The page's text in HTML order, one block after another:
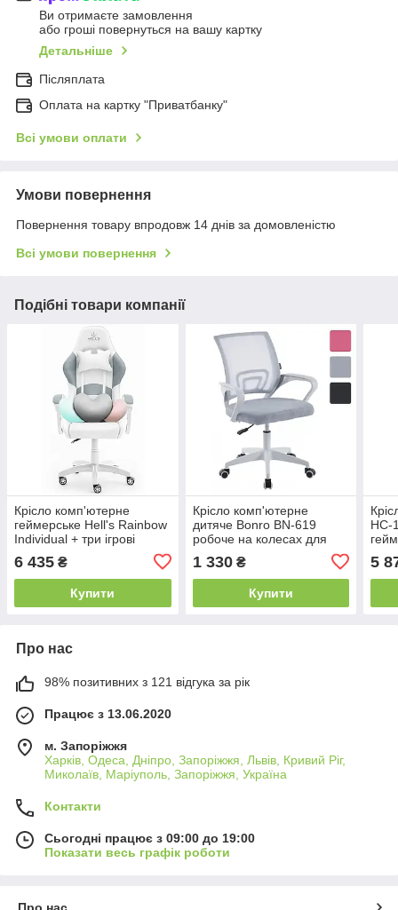
Ви отримаєте замовлення
або гроші повернуться на вашу картку
Детальніше
Післяплата
Оплата на картку "Приватбанку"
Всі умови оплати
Умови повернення
Повернення товару впродовж 14 днів за домовленістю
Всі умови повернення
Подібні товари компанії
Крісло комп'ютерне
геймерське Hell's Rainbow
Individual + три ігрові
B_1611
6 435 ₴
Купити
Крісло комп'ютерне
дитяче Bonro BN-619
робоче на колесах для
1 330₴
Купити
HC-
5
Про нас
98% позитивних з 121 відгука за рік
Працює з 13.06.2020
м. Запоріжжя
Харків, Одеса, Дніпро, Запоріжжя, Львів, Кривий Ріг,
Миколаїв, Маріуполь, Запоріжжя, Україна
Контакти
Сьогодні працює з 09:00 до 19:00
Показати весь графік роботи